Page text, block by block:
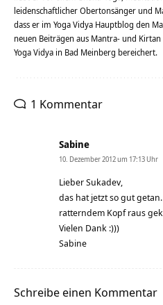
leidenschaftlicher Obertonsänger und
dass er im Yoga Vidya Hauptblog den
neuen Beiträgen aus Mantra- und
Yoga Vidya in Bad Meinberg bereichert.
1 Kommentar
Sabine
10. Dezember 2012 um 17:13 Uhr
Lieber Sukadev,
das hat jetzt so gut
ratterndem Kopf raus
Vielen Dank :)))
Sabine
Schreibe einen Kommentar